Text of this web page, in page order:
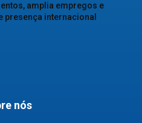
amplia empregos e
presença internacional
nós